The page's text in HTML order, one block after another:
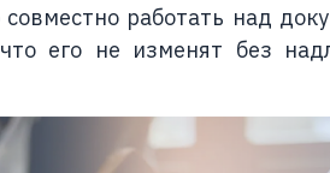
работать над
его не изменят без